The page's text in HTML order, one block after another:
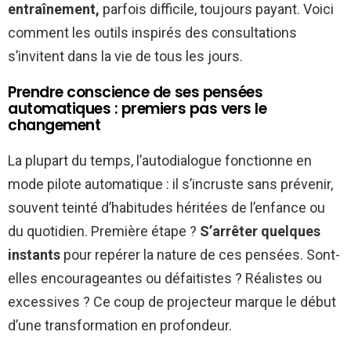
entraînement, parfois difficile, toujours payant. Voici
comment les outils inspirés des consultations
s’invitent dans la vie de tous les jours.
Prendre conscience de ses pensées
automatiques : premiers pas vers le
changement
La plupart du temps, l’autodialogue fonctionne en
mode pilote automatique : il s’incruste sans prévenir,
souvent teinté d’habitudes héritées de l’enfance ou
du quotidien. Première étape ? S’arrêter quelques
instants pour repérer la nature de ces pensées. Sont-
elles encourageantes ou défaitistes ? Réalistes ou
excessives ? Ce coup de projecteur marque le début
d’une transformation en profondeur.